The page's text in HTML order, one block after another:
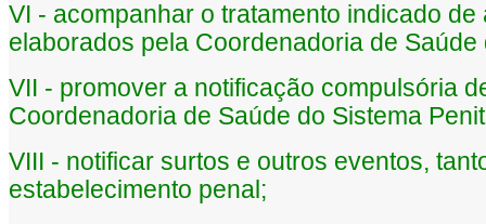
VI - acompanhar o tratamento indicado
elaborados pela Coordenadoria de
VII - promover a notificação compulsória
Coordenadoria de Saúde do Sistema
VIII - notificar surtos e outros eventos,
estabelecimento penal;